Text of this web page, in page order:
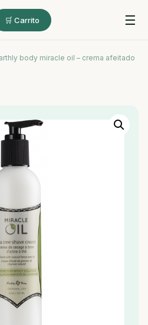
🛒 Carrito ☰
body miracle oil – crema afeitado